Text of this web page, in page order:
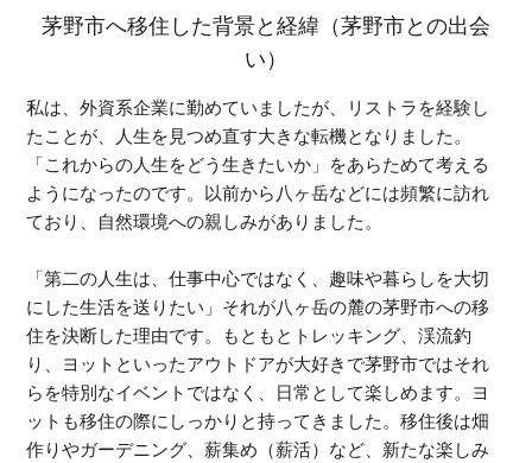
茅野市へ移住した背景と経緯（茅野市との出会
い）
私は、外資系企業に勤めていましたが、リストラを経験し
たことが、人生を見つめ直す大きな転機となりました。
「これからの人生をどう生きたいか」をあらためて考える
ようになったのです。以前から八ヶ岳などには頻繁に訪れ
ており、自然環境への親しみがありました。
「第二の人生は、仕事中心ではなく、趣味や暮らしを大切
にした生活を送りたい」それが八ヶ岳の麓の茅野市への移
住を決断した理由です。もともとトレッキング、渓流釣
り、ヨットといったアウトドアが大好きで茅野市ではそれ
らを特別なイベントではなく、日常として楽しめます。ヨ
ットも移住の際にしっかりと持ってきました。移住後は畑
作りやガーデニング、薪集め（薪活）など、新たな楽しみ